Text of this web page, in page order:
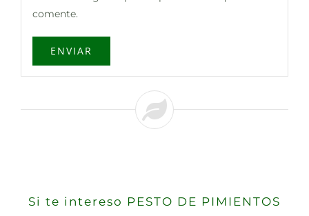
comente.
Si te intereso PESTO DE PIMIENTOS